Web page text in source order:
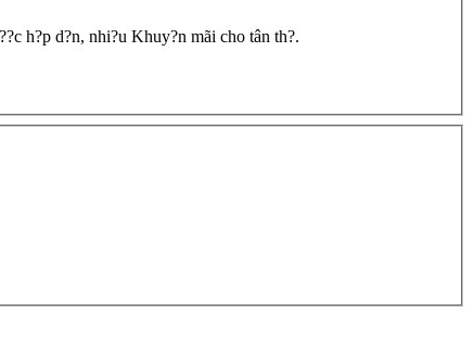
h?p d?n, nhi?u Khuy?n mãi cho tân th?.